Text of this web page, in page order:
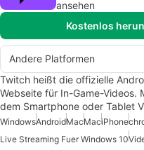
ansehen
Kostenlos
Andere Platformen
Twitch heißt die offizielle
Webseite für In-Game-Videos.
dem Smartphone oder Tablet
WindowsAndroidMacMaciPhone
Live Streaming Fuer Windows 10